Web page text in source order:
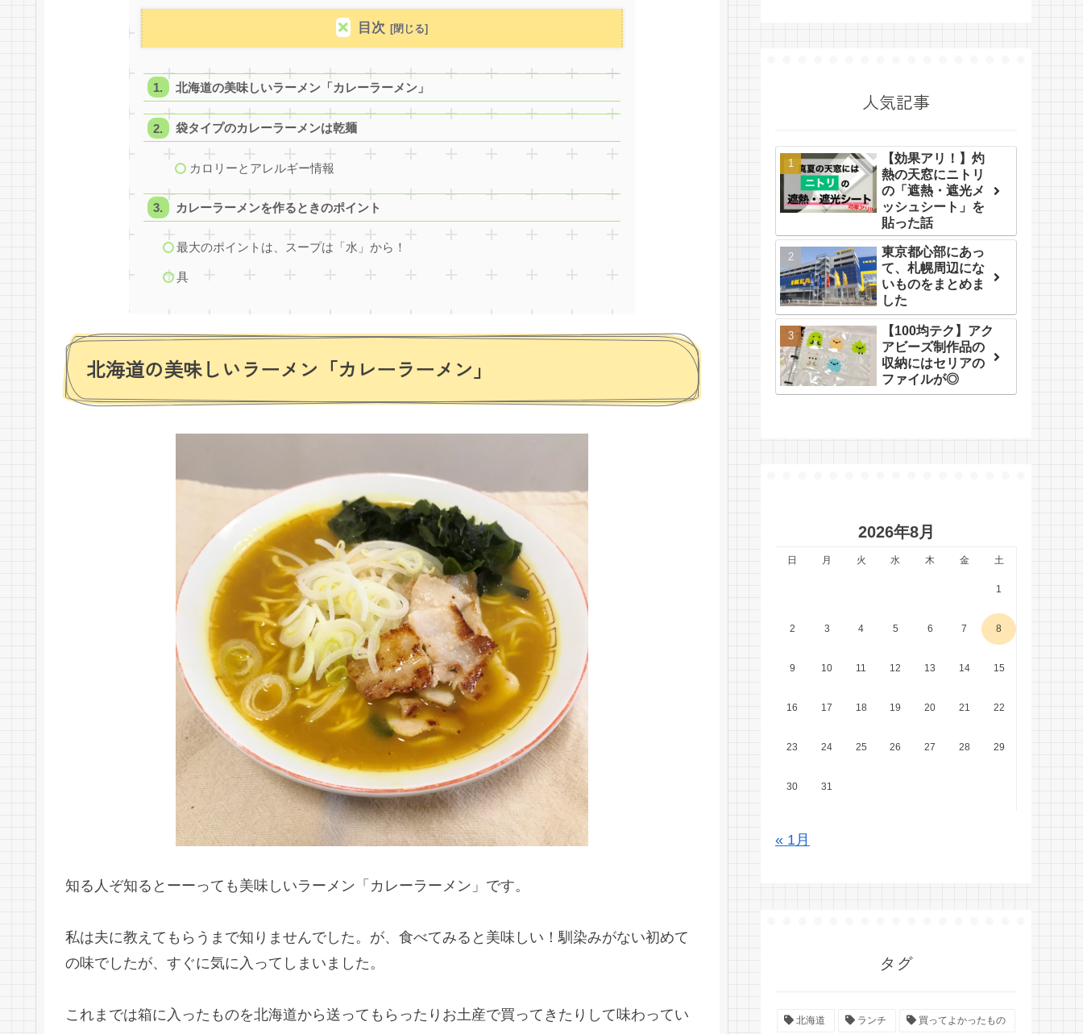
目次
北海道の美味しいラーメン「カレーラーメン」
袋タイプのカレーラーメンは乾麺
カロリーとアレルギー情報
カレーラーメンを作るときのポイント
最大のポイントは、スープは「水」から！
具
北海道の美味しいラーメン「カレーラーメン」
知る人ぞ知るとーーっても美味しいラーメン「カレーラーメン」です。
私は夫に教えてもらうまで知りませんでした。が、食べてみると美味しい！馴染みがない初めて
の味でしたが、すぐに気に入ってしまいました。
これまでは箱に入ったものを北海道から送ってもらったりお土産で買ってきたりして味わってい
人気記事
【効果アリ！】灼
熱の天窓にニトリ
の「遮熱・遮光メ
ッシュシート」を
貼った話
東京都心部にあっ
て、札幌周辺にな
いものをまとめま
した
【100均テク】アク
アビーズ制作品の
収納にはセリアの
ファイルが◎
2026年8月
日 月 火 水 木 金 土
1
2 3 4 5 6 7 8
9 10 11 12 13 14 15
16 17 18 19 20 21 22
23 24 25 26 27 28 29
30 31
« 1月
タグ
北海道 ランチ 買ってよかったもの